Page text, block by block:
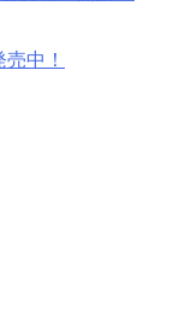
中！